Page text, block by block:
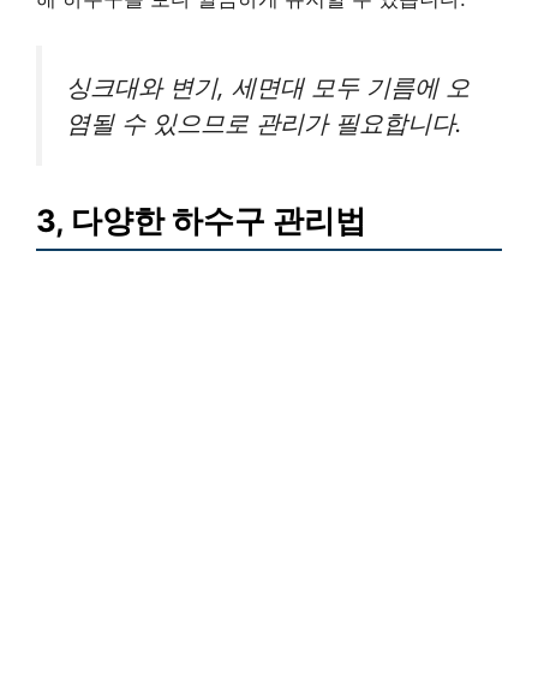
싱크대와 변기, 세면대 모두 기름에 오
염될 수 있으므로 관리가 필요합니다.
3, 다양한 하수구 관리법